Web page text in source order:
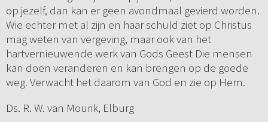
op jezelf, dan kan er geen avondmaal gevierd worden.
Wie echter met al zijn en haar schuld ziet op Christus
mag weten van vergeving, maar ook van het
hartvernieuwende werk van Gods Geest Die mensen
kan doen veranderen en kan brengen op de goede
weg. Verwacht het daarom van God en zie op Hem.
Ds. R. W. van Mourik, Elburg